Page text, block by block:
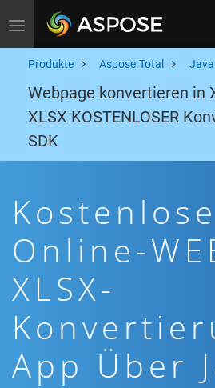
Toggle navigation
Produkte Aspose.Total Java
Webpage konvertieren in
XLSX KOSTENLOSER
SDK
Kostenlose
Online-
XLSX-
App Über